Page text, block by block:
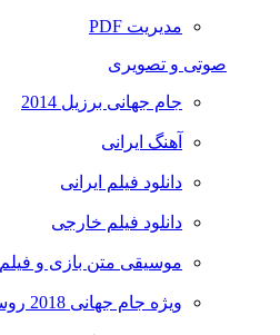
مدیریت PDF
صوتی و تصویری
جام جهانی برزیل 2014
آهنگ ایرانی
دانلود فیلم ایرانی
دانلود فیلم خارجی
موسیقی متن بازی و فیلم
ویژه جام جهانی 2018 روسیه